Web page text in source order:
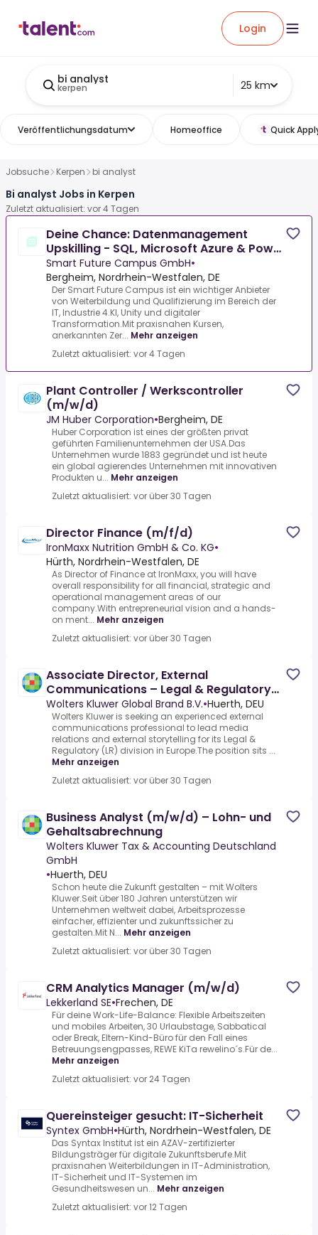
Login
bi analyst
kerpen 25 km
Veröffentlichungsdatum Homeoffice Quick
Jobsuche Kerpen bi analyst
Bi analyst Jobs in Kerpen
Zuletzt aktualisiert: vor 4 Tagen
Deine Chance: Datenmanagement
Upskilling - SQL, Microsoft Azure & Power
BI für den schnellen
Smart Future Campus GmbH•
Bergheim, Nordrhein-Westfalen, DE
Der Smart Future Campus ist ein wichtiger Anbieter
von Weiterbildung und Qualifizierung im Bereich der
IT, Industrie 4.KI, Unity und digitaler
Transformation.Mit praxisnahen Kursen,
anerkannten Zer... Mehr anzeigen
Zuletzt aktualisiert: vor 4 Tagen
Plant Controller / Werkscontroller
(m/w/d)
JM Huber Corporation•Bergheim, DE
Huber Corporation ist eines der größten privat
geführten Familienunternehmen der USA.Das
Unternehmen wurde 1883 gegründet und ist heute
ein global agierendes Unternehmen mit innovativen
Produkten u... Mehr anzeigen
Zuletzt aktualisiert: vor über 30 Tagen
Director Finance (m/f/d)
IronMaxx Nutrition GmbH & Co. KG•
Hürth, Nordrhein-Westfalen, DE
As Director of Finance at IronMaxx, you will have
overall responsibility for all financial, strategic and
operational management areas of our
company.With entrepreneurial vision and a hands-
on ment... Mehr anzeigen
Zuletzt aktualisiert: vor über 30 Tagen
Associate Director, External
Communications – Legal & Regulatory
(EU)
Wolters Kluwer Global Brand B.V.•Huerth, DEU
Wolters Kluwer is seeking an experienced external
communications professional to lead media
relations and external storytelling for its Legal &
Regulatory (LR) division in Europe.The position sits ...
Mehr anzeigen
Zuletzt aktualisiert: vor über 30 Tagen
Business Analyst (m/w/d) – Lohn- und
Gehaltsabrechnung
Wolters Kluwer Tax & Accounting Deutschland
GmbH
•Huerth, DEU
Schon heute die Zukunft gestalten – mit Wolters
Kluwer.Seit über 180 Jahren unterstützen wir
Unternehmen weltweit dabei, Arbeitsprozesse
einfacher, effizienter und zukunftssicher zu
gestalten.Mit N... Mehr anzeigen
Zuletzt aktualisiert: vor über 30 Tagen
CRM Analytics Manager (m/w/d)
Lekkerland SE•Frechen, DE
Für deine Work-Life-Balance: Flexible Arbeitszeiten
und mobiles Arbeiten, 30 Urlaubstage, Sabbatical
oder Break, Eltern-Kind-Büro für den Fall eines
Betreuungsengpasses, REWE KiTa rewelino´s.Für de...
Mehr anzeigen
Zuletzt aktualisiert: vor 24 Tagen
Quereinsteiger gesucht: IT-Sicherheit
Syntex GmbH•Hürth, Nordrhein-Westfalen, DE
Das Syntax Institut ist ein AZAV-zertifizierter
Bildungsträger für digitale Zukunftsberufe.Mit
praxisnahen Weiterbildungen in IT-Administration,
IT-Sicherheit und IT-Systemen im
Gesundheitswesen un... Mehr anzeigen
Zuletzt aktualisiert: vor 12 Tagen